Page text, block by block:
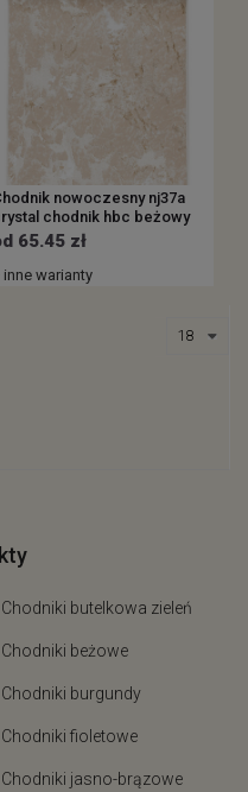
nowoczesny nj37a
chodnik hbc beżowy
65.45 zł
inne warianty
Chodniki butelkowa zieleń
Chodniki beżowe
Chodniki burgundy
Chodniki fioletowe
Chodniki jasno-brązowe